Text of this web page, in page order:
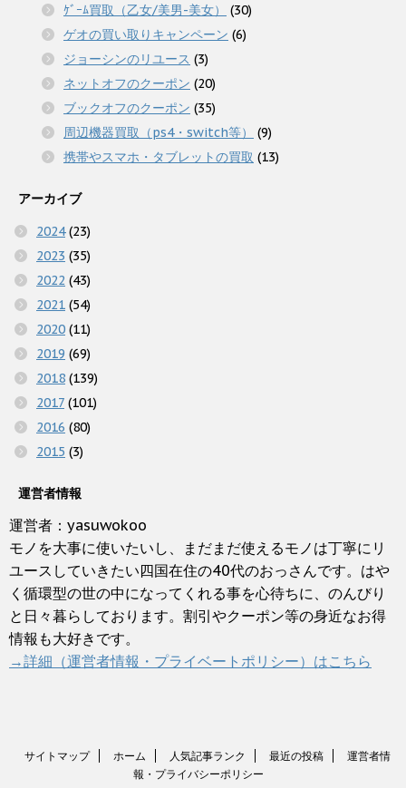
ｹﾞｰﾑ買取（乙女/美男-美女）
(30)
ゲオの買い取りキャンペーン (6)
ジョーシンのリユース (3)
ネットオフのクーポン (20)
ブックオフのクーポン (35)
周辺機器買取（ps4・switch等）
(9)
携帯やスマホ・タブレットの買取 (13)
アーカイブ
2024(23)
2023 (35)
2022 (43)
2021 (54)
2020 (11)
2019 (69)
2018 (139)
2017 (101)
2016 (80)
2015 (3)
運営者情報
運営者：yasuwokoo
モノを大事に使いたいし、まだまだ使えるモノは丁寧にリ
ユースしていきたい四国在住の40代のおっさんです。はや
く循環型の世の中になってくれる事を心待ちに、のんびり
と日々暮らしております。割引やクーポン等の身近なお得
情報も大好きです。
→詳細（運営者情報・プライベートポリシー）はこちら
サイトマップ ホーム 人気記事ランク 最近の投稿
運営者情
報・プライバシーポリシー